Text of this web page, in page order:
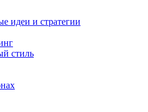
идеи и стратегии
стиль